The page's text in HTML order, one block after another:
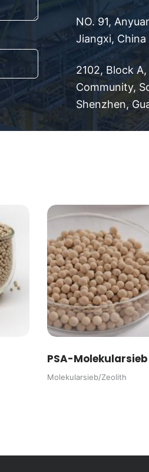
NO. 91,
Jiangxi, China
2102, Block
Community,
Shenzhen,
PSA-Molekularsieb
Molekularsieb/Zeolith